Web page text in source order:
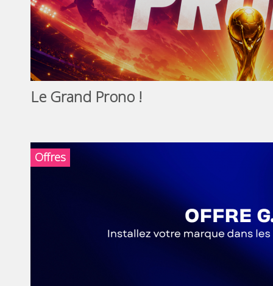
Le Grand Prono !
Offres